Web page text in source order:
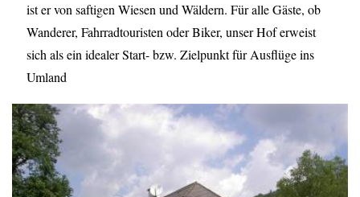
ist er von saftigen Wiesen und Wäldern. Für alle Gäste, ob
Wanderer, Fahrradtouristen oder Biker, unser Hof erweist
sich als ein idealer Start- bzw. Zielpunkt für Ausflüge ins
Umland